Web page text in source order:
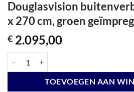
Douglasvision
x 270 cm, groen
€ 2.095,00
TOEVOEGEN AAN